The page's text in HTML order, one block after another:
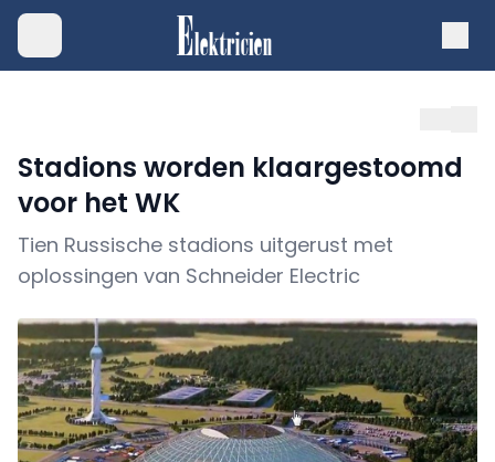
Stadions worden klaargestoomd
voor het WK
Tien Russische stadions uitgerust met
oplossingen van Schneider Electric